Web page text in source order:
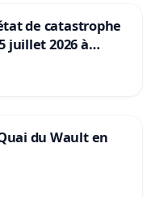
de catastrophe
juillet 2026 à
du Wault en